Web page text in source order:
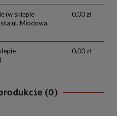
(w sklepie
ul. Miodowa
0,00 zł
0,00 zł
(0)